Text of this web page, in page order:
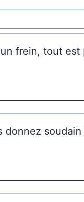
frein, tout
donnez